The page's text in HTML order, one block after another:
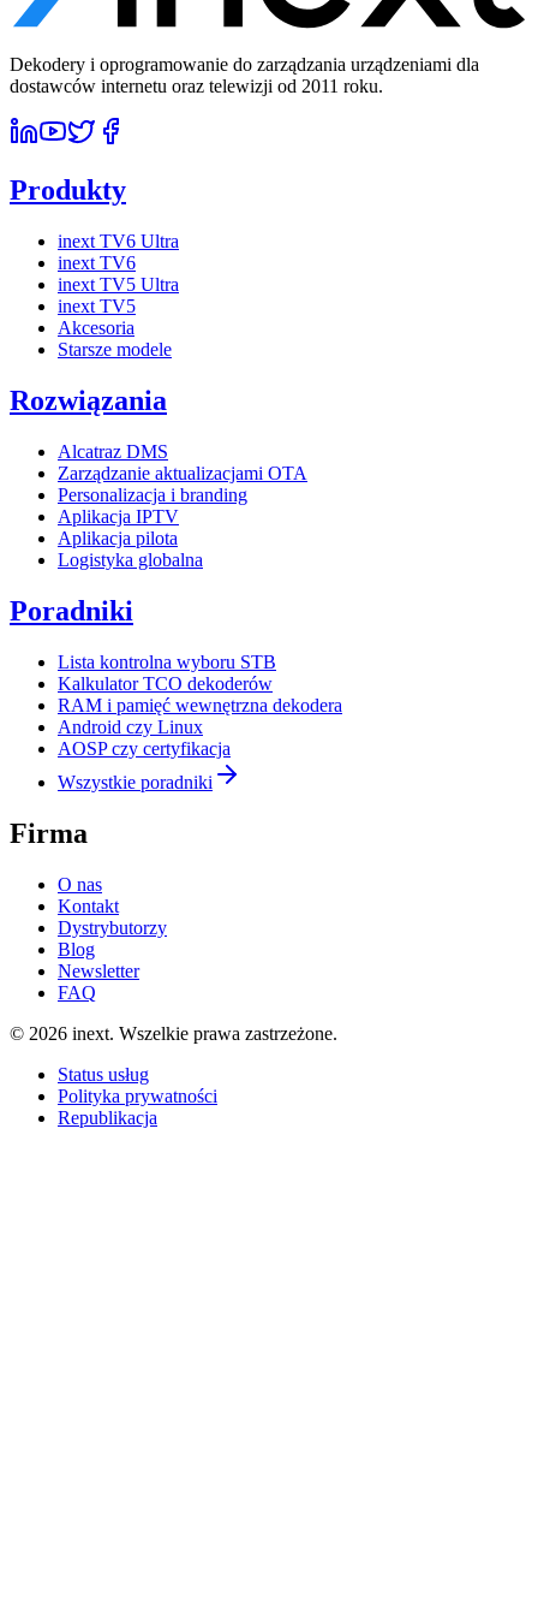
Dekodery i oprogramowanie do zarządzania urządzeniami dla
dostawców internetu oraz telewizji od 2011 roku.
Produkty
inext TV6 Ultra
inext TV6
inext TV5 Ultra
inext TV5
Akcesoria
Starsze modele
Rozwiązania
Alcatraz DMS
Zarządzanie aktualizacjami OTA
Personalizacja i branding
Aplikacja IPTV
Aplikacja pilota
Logistyka globalna
Poradniki
Lista kontrolna wyboru STB
Kalkulator TCO dekoderów
RAM i pamięć wewnętrzna dekodera
Android czy Linux
AOSP czy certyfikacja
Wszystkie poradniki
Firma
O nas
Kontakt
Dystrybutorzy
Blog
Newsletter
FAQ
© 2026 inext. Wszelkie prawa zastrzeżone.
Status usług
Polityka prywatności
Republikacja